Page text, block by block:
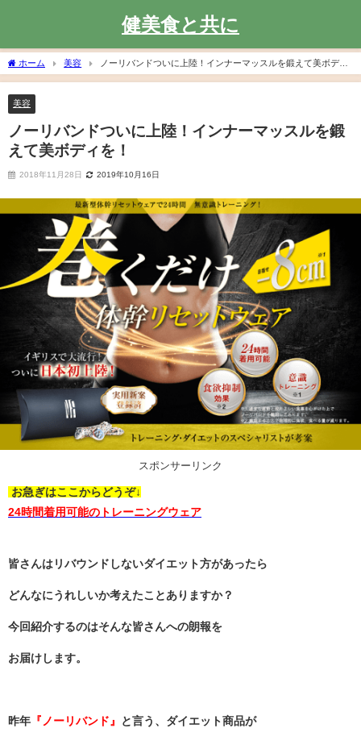
健美食と共に
ホーム 美容
ノーリバンドついに上陸！インナーマッスルを鍛えて美ボディ
を！
美容
ノーリバンドついに上陸！インナーマッスルを鍛
えて美ボディを！
2018年11月28日 2019年10月16日
スポンサーリンク
お急ぎはここからどうぞ↓
24時間着用可能のトレーニングウェア
皆さんはリバウンドしないダイエット方があったら
どんなにうれしいか考えたことありますか？
今回紹介するのはそんな皆さんへの朗報を
お届けします。
昨年 『ノーリバンド』 と言う、ダイエット商品が